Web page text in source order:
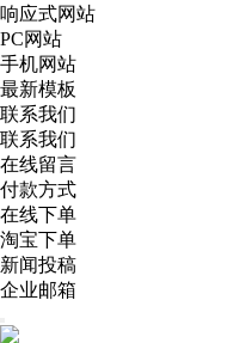
响应式网站
PC网站
手机网站
最新模板
联系我们
联系我们
在线留言
付款方式
在线下单
淘宝下单
新闻投稿
企业邮箱